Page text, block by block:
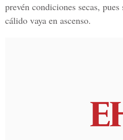
prevén condiciones secas,
cálido vaya en ascenso.